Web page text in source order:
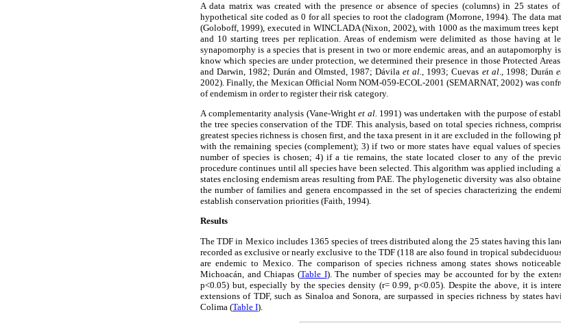
A data matrix was created with the presence or absence of species (columns) in 25 states
hypothetical site coded as 0 for all species to root the cladogram (Morrone, 1994). The data
(Goloboff, 1999), executed in WINCLADA (Nixon, 2002), with 1000 as the maximum trees
and 10 starting trees per replication. Areas of endemism were delimited as those having at
synapomorphy is a species that is present in two or more endemic areas, and an autapomorphy
know which species are under protection, we determined their presence in those Protected
and Darwin, 1982; Durán and Olmsted, 1987; Dávilaet al., 1993; Cuevas et al., 1998; Durán
2002). Finally, the Mexican Official Norm NOM-059-ECOL-2001 (SEMARNAT, 2002) was
of endemism in order to register their risk category.
A complementarity analysis (Vane-Wrightet al. 1991) was undertaken with the purpose of
the tree species conservation of the TDF. This analysis, based on total species richness,
greatest species richness is chosen first, and the taxa present in it are excluded in the following
with the remaining species (complement); 3) if two or more states have equal values of
number of species is chosen; 4) if a tie remains, the state located closer to any of the
procedure continues until all species have been selected. This algorithm was applied including
states enclosing endemism areas resulting from PAE. The phylogenetic diversity was also
the number of families and genera encompassed in the set of species characterizing the
establish conservation priorities (Faith, 1994).
Results
The TDF in Mexico includes 1365 species of trees distributed along the 25 states having this
recorded as exclusive or nearly exclusive to the TDF (118 are also found in tropical
are endemic to Mexico. The comparison of species richness among states shows
Michoacán, and Chiapas (Table I). The number of species may be accounted for by the
p<0.05) but, especially by the species density (r= 0.99, p<0.05). Despite the above, it is
extensions of TDF, such as Sinaloa and Sonora, are surpassed in species richness by states
Colima (Table I).